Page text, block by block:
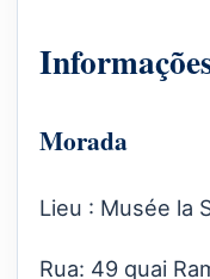
Morada
Lieu : Musée la
Rua: 49 quai